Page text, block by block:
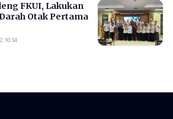
FKUI, Lakukan
Otak Pertama